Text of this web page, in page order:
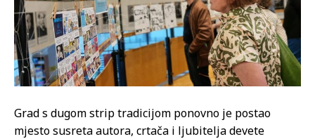
Grad s dugom strip tradicijom ponovno je postao
mjesto susreta autora, crtača i ljubitelja devete